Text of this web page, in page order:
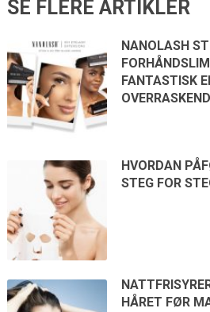
SE FLERE ARTIKLER
NANOLASH
FANTASTISK
HVORDAN
STEG FOR
HÅRET FØR